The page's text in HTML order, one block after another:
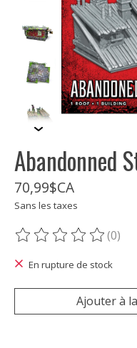
Abandonned
70,99$CA
Sans les taxes
Ce produit est évalué à
(0)
En rupture de stock
Ajouter à